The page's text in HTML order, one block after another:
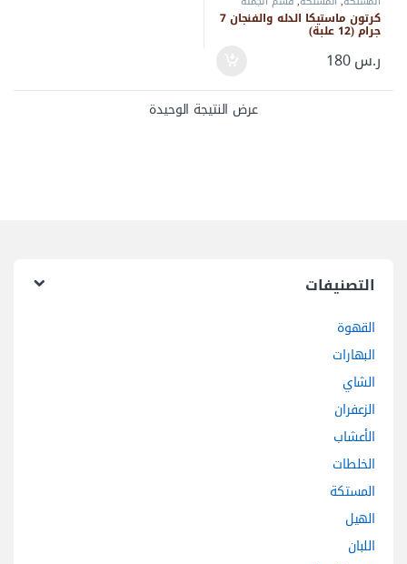
كرتون ماستيكا الدله والفنجان 7
جرام (12 علبة)
ر.س180
عرض النتيجة الوحيدة
التصنيفات
القهوة
البهارات
الشاي
الزعفران
الأعشاب
الخلطات
المستكة
الهيل
اللبان